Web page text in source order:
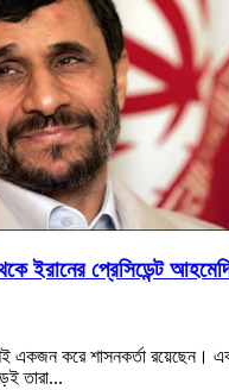
ইরানের প্রেসিডেন্ট
একজন করে শাসনকর্তা রয়েছেন।
তারা...